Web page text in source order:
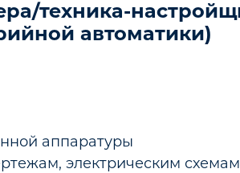
техника-
автоматики)
аппаратуры
электрическим